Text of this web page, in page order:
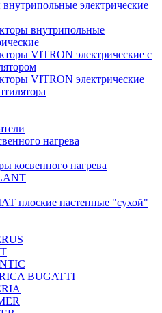
электрические
внутрипольные
VITRON электрические с
VITRON электрические
нагрева
косвенного нагрева
плоские настенные "сухой"
BUGATTI